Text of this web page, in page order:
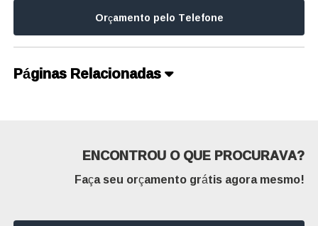
Orçamento pelo Telefone
Páginas Relacionadas
ENCONTROU O QUE PROCURAVA?
Faça seu orçamento grátis agora mesmo!